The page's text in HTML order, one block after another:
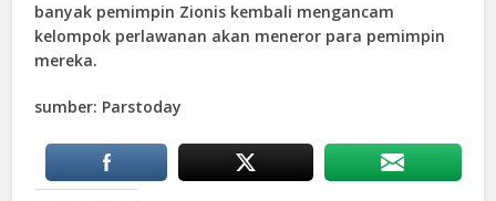
banyak pemimpin Zionis kembali mengancam
kelompok perlawanan akan meneror para pemimpin
mereka.
sumber: Parstoday